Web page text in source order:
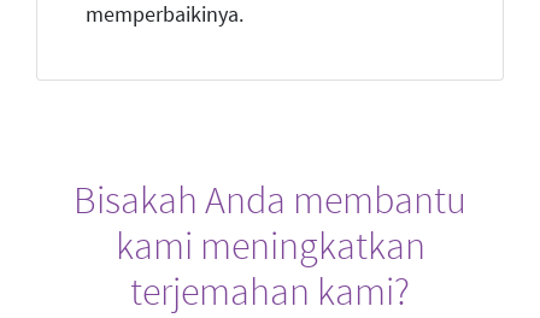
memperbaikinya.
Bisakah Anda membantu
kami meningkatkan
terjemahan kami?